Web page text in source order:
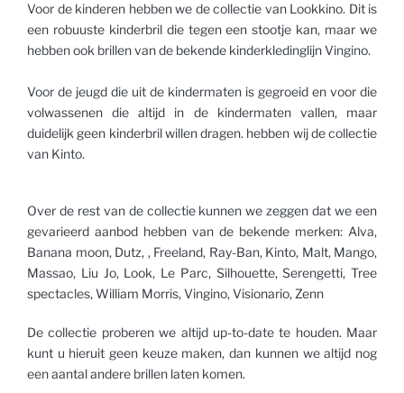
Bekijk onze collectie »
Voor de kinderen hebben we de collectie van Lookkino. Dit is
een robuuste kinderbril die tegen een stootje kan, maar we
hebben ook brillen van de bekende kinderkledinglijn Vingino.
Voor de jeugd die uit de kindermaten is gegroeid en voor die
volwassenen die altijd in de kindermaten vallen, maar
duidelijk geen kinderbril willen dragen. hebben wij de collectie
van Kinto.
Over de rest van de collectie kunnen we zeggen dat we een
gevarieerd aanbod hebben van de bekende merken: Alva,
Banana moon, Dutz, , Freeland, Ray-Ban, Kinto, Malt, Mango,
Massao, Liu Jo, Look, Le Parc, Silhouette, Serengetti, Tree
spectacles, William Morris, Vingino, Visionario, Zenn
De collectie proberen we altijd up-to-date te houden. Maar
kunt u hieruit geen keuze maken, dan kunnen we altijd nog
een aantal andere brillen laten komen.